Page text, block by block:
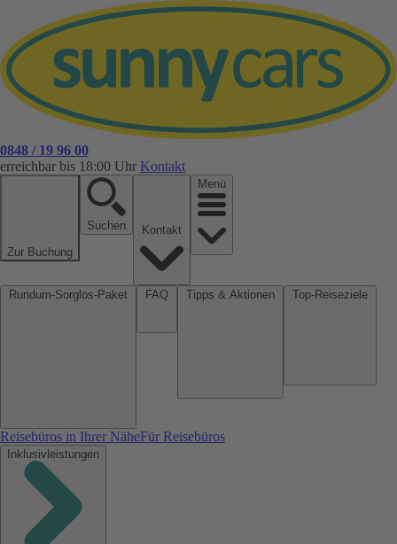
0848 / 19 96 00
erreichbar bis 18:00 Uhr Kontakt
Zur Buchung
Suchen
Menü
Reisebüros in Ihrer NäheFür Reisebüros
Inklusivleistungen